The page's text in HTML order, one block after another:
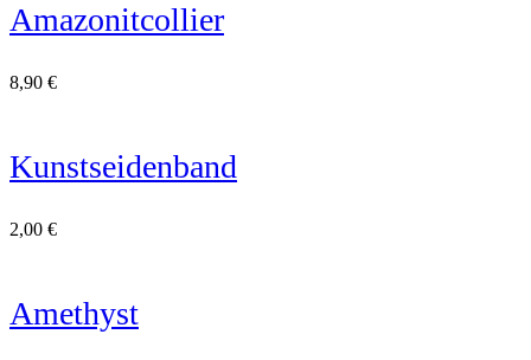
Amazonitcollier
8,90 €
Kunstseidenband
2,00 €
Amethyst